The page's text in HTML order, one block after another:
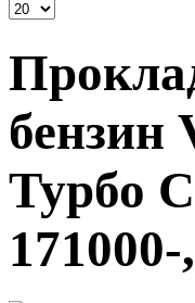
бензин
Турбо